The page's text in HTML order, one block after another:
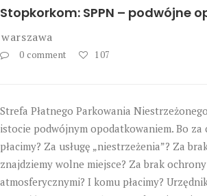
Stopkorkom: SPPN – podwójne
warszawa
0 comment 107
Strefa Płatnego Parkowania
istocie podwójnym opodatkowaniem. Bo
płacimy? Za usługę „niestrzeżenia”? Za
znajdziemy wolne miejsce? Za brak
atmosferycznymi? I komu płacimy?